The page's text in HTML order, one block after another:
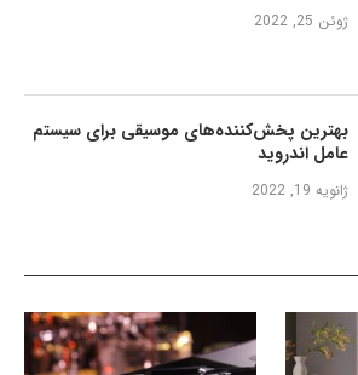
ژوئن 25, 2022
بهترین پخش‌کننده‌های موسیقی برای سیستم
عامل اندروید
ژانویه 19, 2022